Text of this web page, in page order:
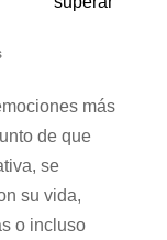
más
de que
se
su vida,
o incluso